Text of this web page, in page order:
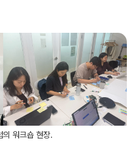
의 워크숍 현장.